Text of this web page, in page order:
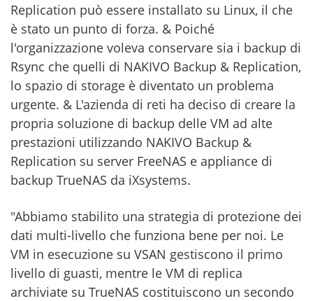
Replication può essere installato su Linux, il che
è stato un punto di forza. & Poiché
l'organizzazione voleva conservare sia i backup di
Rsync che quelli di NAKIVO Backup & Replication,
lo spazio di storage è diventato un problema
urgente. & L'azienda di reti ha deciso di creare la
propria soluzione di backup delle VM ad alte
prestazioni utilizzando NAKIVO Backup &
Replication su server FreeNAS e appliance di
backup TrueNAS da iXsystems.
"Abbiamo stabilito una strategia di protezione dei
dati multi-livello che funziona bene per noi. Le
VM in esecuzione su VSAN gestiscono il primo
livello di guasti, mentre le VM di replica
archiviate su TrueNAS costituiscono un secondo